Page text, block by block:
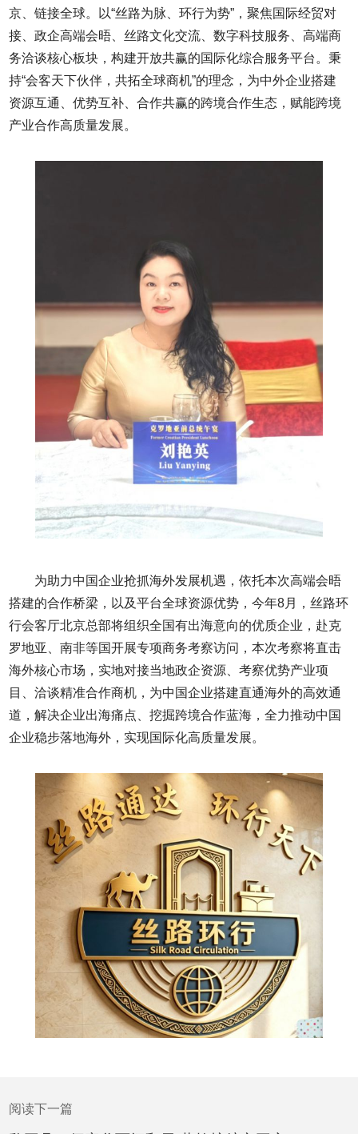
京、链接全球。以“丝路为脉、环行为势”，聚焦国际经贸对
接、政企高端会晤、丝路文化交流、数字科技服务、高端商
务洽谈核心板块，构建开放共赢的国际化综合服务平台。秉
持“会客天下伙伴，共拓全球商机”的理念，为中外企业搭建
资源互通、优势互补、合作共赢的跨境合作生态，赋能跨境
产业合作高质量发展。
为助力中国企业抢抓海外发展机遇，依托本次高端会晤
搭建的合作桥梁，以及平台全球资源优势，今年8月，丝路环
行会客厅北京总部将组织全国有出海意向的优质企业，赴克
罗地亚、南非等国开展专项商务考察访问，本次考察将直击
海外核心市场，实地对接当地政企资源、考察优势产业项
目、洽谈精准合作商机，为中国企业搭建直通海外的高效通
道，解决企业出海痛点、挖掘跨境合作蓝海，全力推动中国
企业稳步落地海外，实现国际化高质量发展。
阅读下一篇